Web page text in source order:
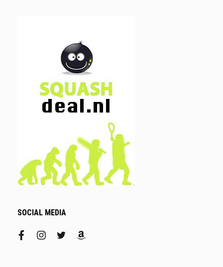
SOCIAL MEDIA
facebookinstagram
twitteramazon